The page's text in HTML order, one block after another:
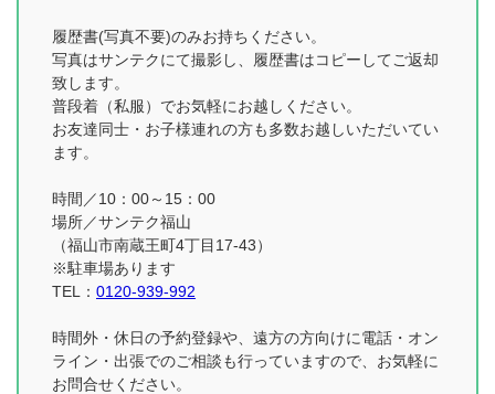
履歴書(写真不要)のみお持ちください。
写真はサンテクにて撮影し、履歴書はコピーしてご返却
致します。
普段着（私服）でお気軽にお越しください。
お友達同士・お子様連れの方も多数お越しいただいてい
ます。
時間／10：00～15：00
場所／サンテク福山
（福山市南蔵王町4丁目17-43）
※駐車場あります
TEL： 0120-939-992
時間外・休日の予約登録や、遠方の方向けに電話・オン
ライン・出張でのご相談も行っていますので、お気軽に
お問合せください。